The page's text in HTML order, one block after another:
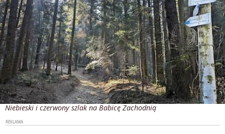
Niebieski i czerwony szlak na Babicę Zachodnią